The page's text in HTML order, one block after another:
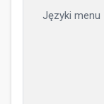
Języki menu